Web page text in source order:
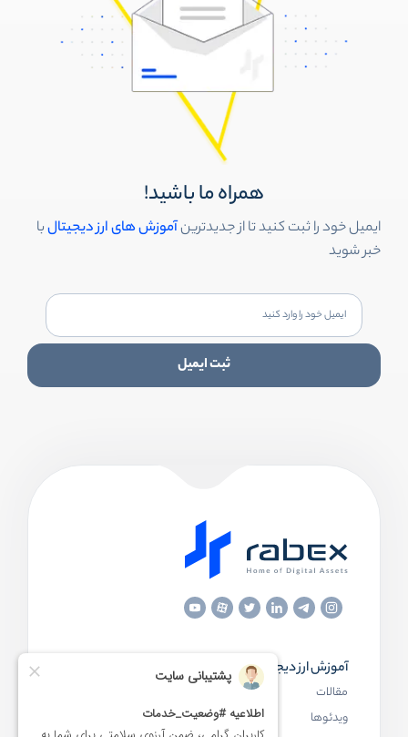
همراه ما باشید!
ایمیل خود را ثبت کنید تا از جدیدترینآموزش های ارز دیجیتالبا
خبر شوید
ثبت ایمیل
آموزش ارز دیجیتال
مقالات
ویدئوها
مقاله‌های مفید
بلاک چین چیست